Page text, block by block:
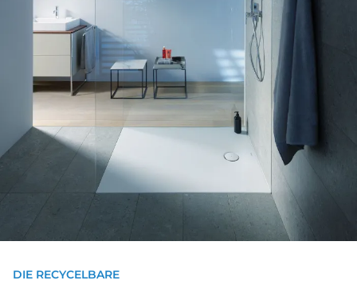
DIE RECYCELBARE